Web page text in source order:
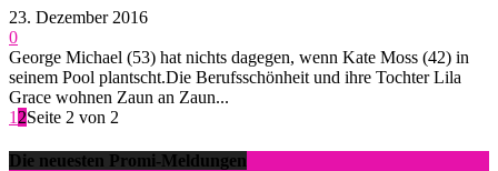
23. Dezember 2016
0
George Michael (53) hat nichts dagegen, wenn Kate Moss (42) in
seinem Pool plantscht.Die Berufsschönheit und ihre Tochter Lila
Grace wohnen Zaun an Zaun...
1 2Seite 2 von 2
Die neuesten Promi-Meldungen